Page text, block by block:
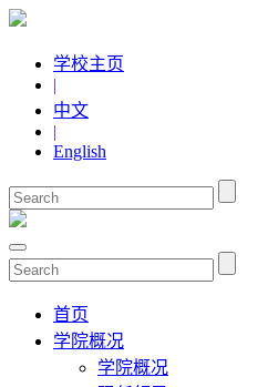
学校主页
|
中文
|
English
首页
学院概况
学院概况